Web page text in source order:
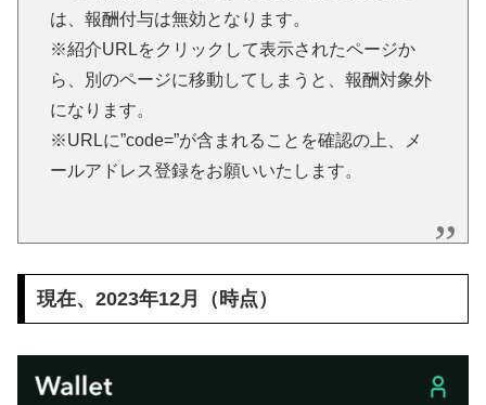
は、報酬付与は無効となります。
※紹介URLをクリックして表示されたページか
ら、別のページに移動してしまうと、報酬対象外
になります。
※URLに”code=”が含まれることを確認の上、メ
ールアドレス登録をお願いいたします。
現在、2023年12月（時点）